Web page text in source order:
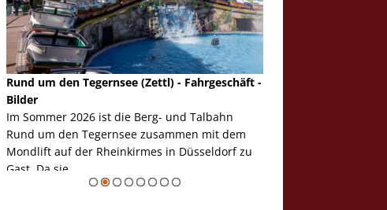
Rund um den Tegernsee (Zettl) - Fahrgeschäft -
Bilder
Im Sommer 2026 ist die Berg- und Talbahn
Rund um den Tegernsee zusammen mit dem
Mondlift auf der Rheinkirmes in Düsseldorf zu
Gast. Da sie ...